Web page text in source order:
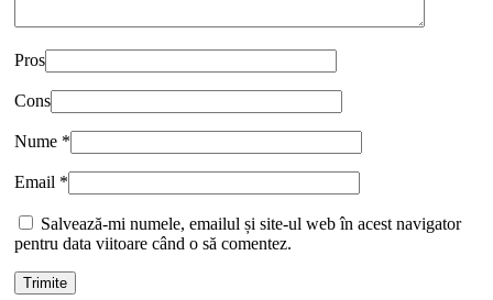
Pros
Cons
Nume *
Email *
Salvează-mi numele, emailul și site-ul web în acest navigator
pentru data viitoare când o să comentez.